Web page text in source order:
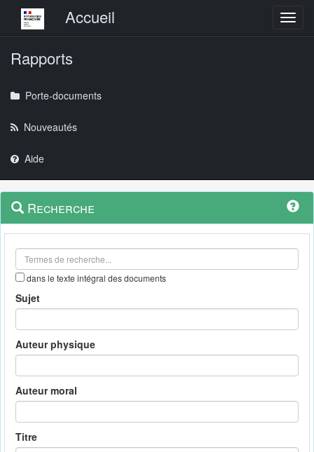
Menu principalAccueil
Rapports
Porte-documents
Nouveautés
Aide
Navigation
outils
Menu
contextuel
Recherche
dans le texte intégral des documents
Sujet
Auteur physique
Auteur moral
Titre